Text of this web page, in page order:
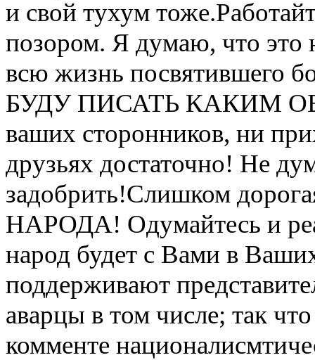
и свой тухум
позором. Я думаю, что это
всю жизнь посвятившего
БУДУ ПИСАТЬ КАКИМ
ваших сторонников, ни
друзьях достаточно! Не
задобрить!Слишком
НАРОДА! Одумайтесь и
народ будет с Вами в
поддерживают
аварцы в том числе; так
комменте